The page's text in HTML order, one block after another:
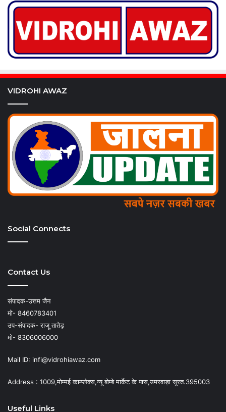
VIDROHI AWAZ
Social Connects
Contact Us
संपादक-उत्तम जैन
मो- 8460783401
उप-संपादक- राजू तातेड़
मो- 8306006000
Mail ID: infi@vidrohiawaz.com
Address : 1009,मोम्मई काम्प्लेक्स,न्यू बोम्बे मार्केट के पास,उमरवाड़ा सूरत.395003
Useful Links